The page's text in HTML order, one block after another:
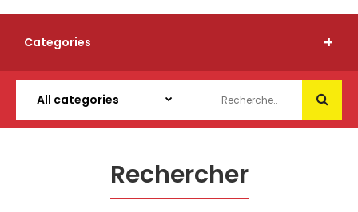
Categories
Rechercher